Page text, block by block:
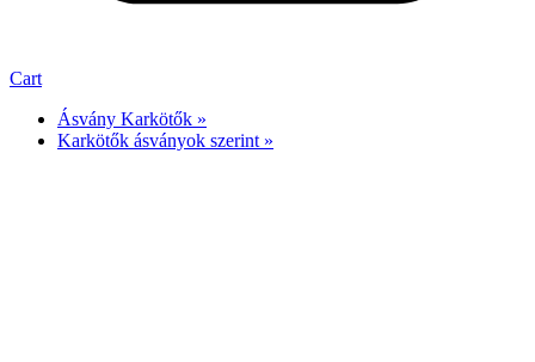
Cart
Ásvány Karkötők »
Karkötők ásványok szerint »